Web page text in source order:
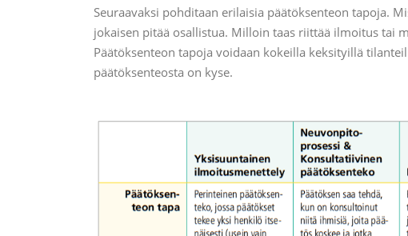
Seuraavaksi pohditaan erilaisia päätöksenteon tapoja.
jokaisen pitää osallistua. Milloin taas riittää ilmoitus tai
Päätöksenteon tapoja voidaan kokeilla keksityillä
päätöksenteosta on kyse.